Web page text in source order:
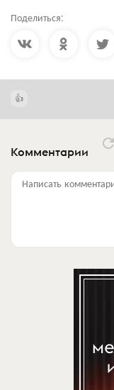
Поделиться:
Комментарии
Написать